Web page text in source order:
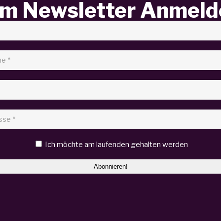
Newsletter
Ich möchte am laufenden gehalten werden